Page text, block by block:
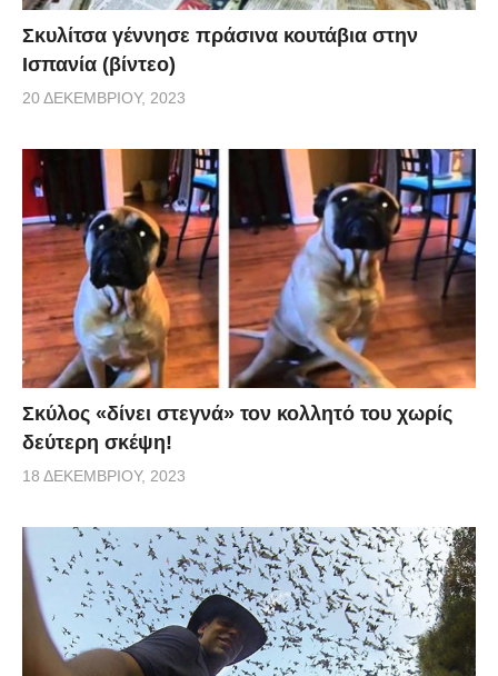
Σκυλίτσα γέννησε πράσινα κουτάβια στην
Ισπανία (βίντεο)
20 ΔΕΚΕΜΒΡΊΟΥ, 2023
Σκύλος «δίνει στεγνά» τον κολλητό του χωρίς
δεύτερη σκέψη!
18 ΔΕΚΕΜΒΡΊΟΥ, 2023